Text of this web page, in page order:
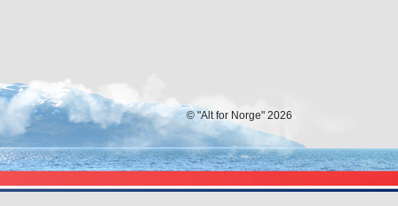
© "Alt for Norge" 2026